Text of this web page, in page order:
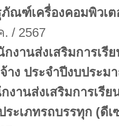
ณฑ์เครื่องคอมพิวเ
. / 2567
งานส่งเสริมการเรี
าง ประจำปีงบประม
งานส่งเสริมการเรีย
ระเภทรถบรรทุก (ดี